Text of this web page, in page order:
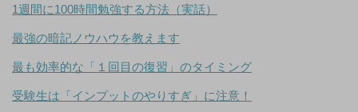
1週間に100時間勉強する方法（実話）
最強の暗記ノウハウを教えます
最も効率的な「１回目の復習」のタイミング
受験生は「インプットのやりすぎ」に注意！